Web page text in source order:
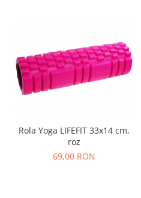
Rola Yoga LIFEFIT 33x14 cm,
roz
69,00 RON